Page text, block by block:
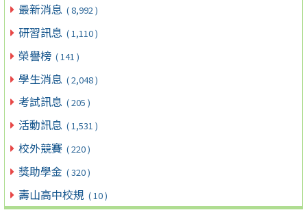
最新消息 ( 8,992 )
研習訊息 ( 1,110 )
榮譽榜 ( 141 )
學生消息 ( 2,048 )
考試訊息 ( 205 )
活動訊息 ( 1,531 )
校外競賽 ( 220 )
獎助學金 ( 320 )
壽山高中校規 ( 10 )